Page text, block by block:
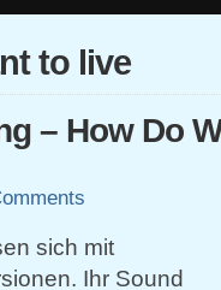
to live
– How Do
sich mit
Ihr Sound